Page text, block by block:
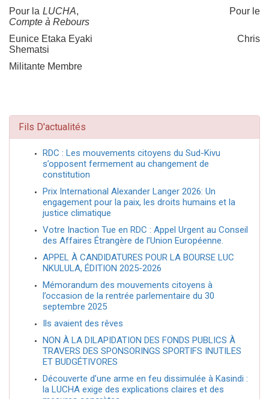
Pour la LUCHA, Pour le
Compte à Rebours
Eunice Etaka Eyaki Chris
Shematsi
Militante Membre
Fils D'actualités
RDC : Les mouvements citoyens du Sud-Kivu
s’opposent fermement au changement de
constitution
Prix International Alexander Langer 2026: Un
engagement pour la paix, les droits humains et la
justice climatique
Votre Inaction Tue en RDC : Appel Urgent au Conseil
des Affaires Étrangère de l’Union Européenne.
APPEL À CANDIDATURES POUR LA BOURSE LUC
NKULULA, ÉDITION 2025-2026
Mémorandum des mouvements citoyens à
l’occasion de la rentrée parlementaire du 30
septembre 2025
Ils avaient des rêves
NON À LA DILAPIDATION DES FONDS PUBLICS À
TRAVERS DES SPONSORINGS SPORTIFS INUTILES
ET BUDGÉTIVORES
Découverte d’une arme en feu dissimulée à Kasindi :
la LUCHA exige des explications claires et des